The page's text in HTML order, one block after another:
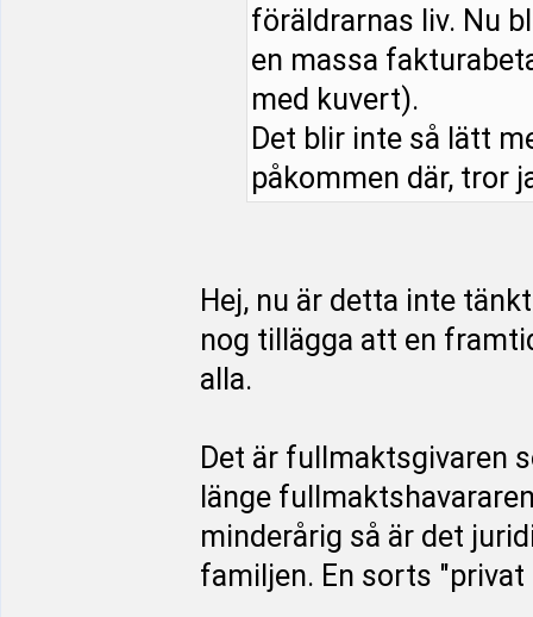
föräldrarnas liv. Nu
en massa
med kuvert).
Det blir inte så lätt
påkommen där, tror
Hej, nu är detta inte
nog tillägga att en
alla.
Det är fullmaktsgivaren
länge
minderårig så är det
familjen. En sorts "privat